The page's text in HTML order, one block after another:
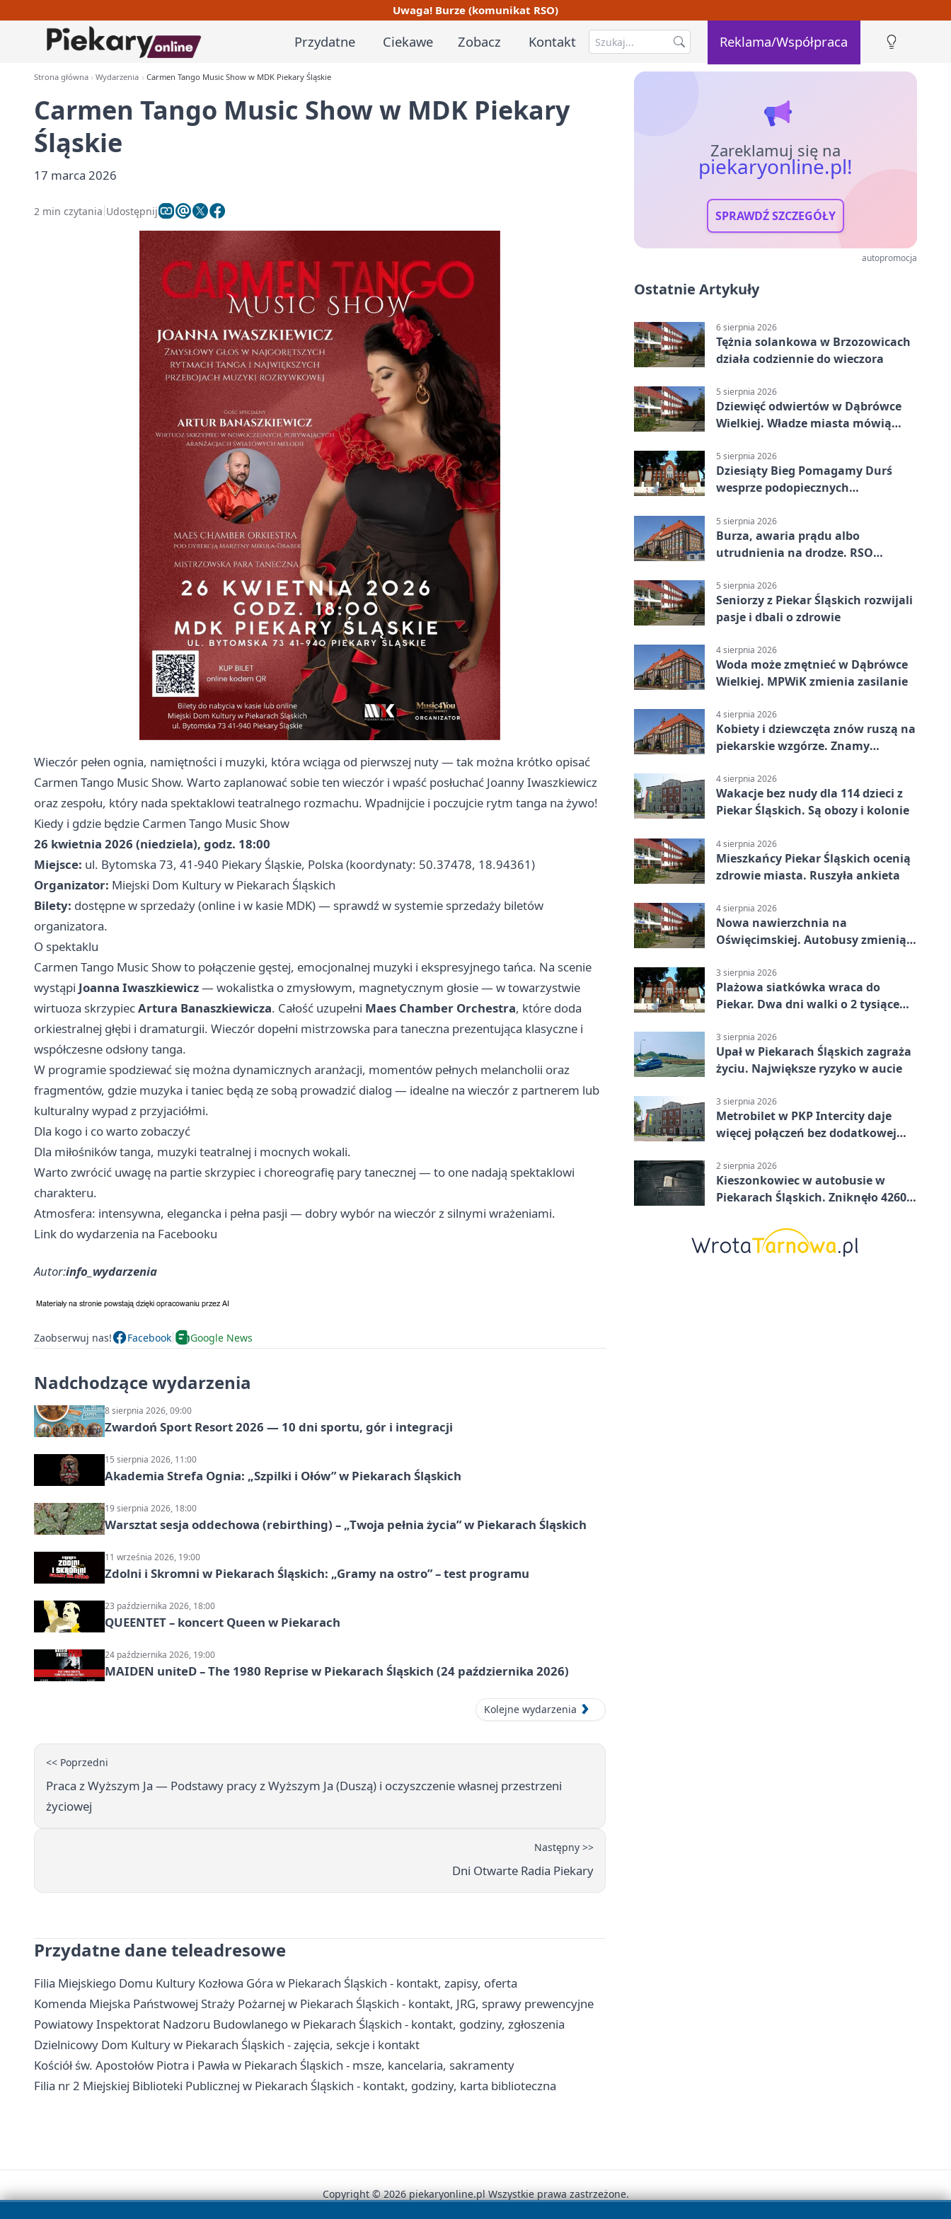
Uwaga! Burze (komunikat RSO)
Przydatne Ciekawe Zobacz Kontakt Reklama/Współpraca
Strona główna Wydarzenia Carmen Tango Music Show w MDK Piekary Śląskie
Carmen Tango Music Show w MDK Piekary
Śląskie
17 marca 2026
2 min czytania Udostępnij
Wieczór pełen ognia, namiętności i muzyki, która wciąga od pierwszej nuty — tak można krótko opisać
Carmen Tango Music Show. Warto zaplanować sobie ten wieczór i wpaść posłuchać Joanny Iwaszkiewicz
oraz zespołu, który nada spektaklowi teatralnego rozmachu. Wpadnijcie i poczujcie rytm tanga na żywo!
Kiedy i gdzie będzie Carmen Tango Music Show
26 kwietnia 2026 (niedziela), godz. 18:00
Miejsce: ul. Bytomska 73, 41-940 Piekary Śląskie, Polska (koordynaty: 50.37478, 18.94361)
Organizator: Miejski Dom Kultury w Piekarach Śląskich
Bilety: dostępne w sprzedaży (online i w kasie MDK) — sprawdź w systemie sprzedaży biletów
organizatora.
O spektaklu
Carmen Tango Music Show to połączenie gęstej, emocjonalnej muzyki i ekspresyjnego tańca. Na scenie
wystąpi Joanna Iwaszkiewicz— wokalistka o zmysłowym, magnetycznym głosie — w towarzystwie
wirtuoza skrzypiecArtura Banaszkiewicza. Całość uzupełni Maes Chamber Orchestra, które doda
orkiestralnej głębi i dramaturgii. Wieczór dopełni mistrzowska para taneczna prezentująca klasyczne i
współczesne odsłony tanga.
W programie spodziewać się można dynamicznych aranżacji, momentów pełnych melancholii oraz
fragmentów, gdzie muzyka i taniec będą ze sobą prowadzić dialog — idealne na wieczór z partnerem lub
kulturalny wypad z przyjaciółmi.
Dla kogo i co warto zobaczyć
Dla miłośników tanga, muzyki teatralnej i mocnych wokali.
Warto zwrócić uwagę na partie skrzypiec i choreografię pary tanecznej — to one nadają spektaklowi
charakteru.
Atmosfera: intensywna, elegancka i pełna pasji — dobry wybór na wieczór z silnymi wrażeniami.
Link do wydarzenia na Facebooku
Autor:info_wydarzenia
Zaobserwuj nas! Facebook Google News
Nadchodzące wydarzenia
8 sierpnia 2026, 09:00
Zwardoń Sport Resort 2026 — 10 dni sportu, gór i integracji
15 sierpnia 2026, 11:00
Akademia Strefa Ognia: „Szpilki i Ołów” w Piekarach Śląskich
19 sierpnia 2026, 18:00
Warsztat sesja oddechowa (rebirthing) – „Twoja pełnia życia” w Piekarach Śląskich
11 września 2026, 19:00
Zdolni i Skromni w Piekarach Śląskich: „Gramy na ostro” – test programu
23 października 2026, 18:00
QUEENTET – koncert Queen w Piekarach
24 października 2026, 19:00
MAIDEN uniteD – The 1980 Reprise w Piekarach Śląskich (24 października 2026)
Kolejne wydarzenia
<< Poprzedni
Praca z Wyższym Ja — Podstawy pracy z Wyższym Ja (Duszą) i oczyszczenie własnej przestrzeni
życiowej
Następny >>
Dni Otwarte Radia Piekary
Przydatne dane teleadresowe
Filia Miejskiego Domu Kultury Kozłowa Góra w Piekarach Śląskich - kontakt, zapisy, oferta
Komenda Miejska Państwowej Straży Pożarnej w Piekarach Śląskich - kontakt, JRG, sprawy prewencyjne
Powiatowy Inspektorat Nadzoru Budowlanego w Piekarach Śląskich - kontakt, godziny, zgłoszenia
Dzielnicowy Dom Kultury w Piekarach Śląskich - zajęcia, sekcje i kontakt
Kościół św. Apostołów Piotra i Pawła w Piekarach Śląskich - msze, kancelaria, sakramenty
Filia nr 2 Miejskiej Biblioteki Publicznej w Piekarach Śląskich - kontakt, godziny, karta biblioteczna
Zareklamuj się na
piekaryonline.pl!
SPRAWDŹ SZCZEGÓŁY
autopromocja
Ostatnie Artykuły
6 sierpnia 2026
Tężnia solankowa w Brzozowicach
działa codziennie do wieczora
5 sierpnia 2026
Dziewięć odwiertów w Dąbrówce
Wielkiej. Władze miasta mówią
5 sierpnia 2026
Dziesiąty Bieg Pomagamy Durś
wesprze podopiecznych
5 sierpnia 2026
Burza, awaria prądu albo
utrudnienia na drodze. RSO
5 sierpnia 2026
Seniorzy z Piekar Śląskich rozwijali
pasje i dbali o zdrowie
4 sierpnia 2026
Woda może zmętnieć w Dąbrówce
Wielkiej. MPWiK zmienia zasilanie
4 sierpnia 2026
Kobiety i dziewczęta znów ruszą na
piekarskie wzgórze. Znamy
4 sierpnia 2026
Wakacje bez nudy dla 114 dzieci z
Piekar Śląskich. Są obozy i kolonie
4 sierpnia 2026
Mieszkańcy Piekar Śląskich ocenią
zdrowie miasta. Ruszyła ankieta
4 sierpnia 2026
Nowa nawierzchnia na
Oświęcimskiej. Autobusy zmienią
3 sierpnia 2026
Plażowa siatkówka wraca do
Piekar. Dwa dni walki o 2 tysiące
3 sierpnia 2026
Upał w Piekarach Śląskich zagraża
życiu. Największe ryzyko w aucie
3 sierpnia 2026
Metrobilet w PKP Intercity daje
więcej połączeń bez dodatkowej
2 sierpnia 2026
Kieszonkowiec w autobusie w
Piekarach Śląskich. Zniknęło 4260
Copyright © 2026 piekaryonline.pl Wszystkie prawa zastrzeżone.